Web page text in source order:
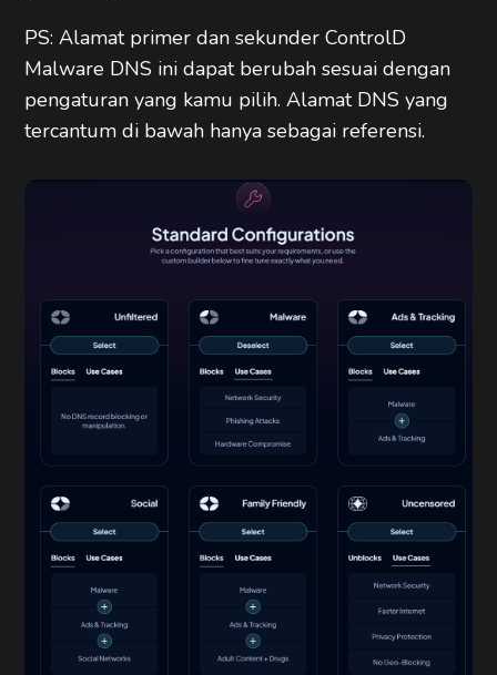
PS: Alamat primer dan sekunder ControlD
Malware DNS ini dapat berubah sesuai dengan
pengaturan yang kamu pilih. Alamat DNS yang
tercantum di bawah hanya sebagai referensi.